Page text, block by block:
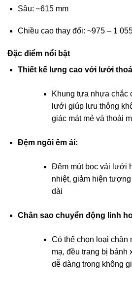
Sâu: ~615 mm
Chiều cao thay đổi: ~975 – 1
Đặc điểm nổi bật
Thiết kế lưng cao với lưới
Khung tựa nhựa chắc
lưới giúp lưu thông
giác mát mẻ và thoải
Đệm ngồi êm ái:
Đệm mút bọc vải lưới
nhiệt, giảm hiện
dài
Chân sao chuyển động linh
Có thể chọn loại chân
mạ, đều trang bị bánh
dễ dàng trong không